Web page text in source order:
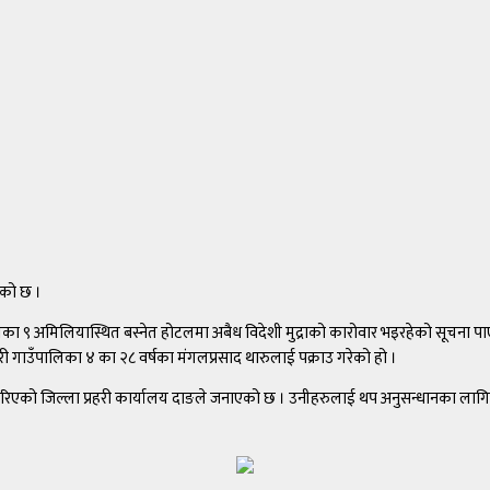
छ ।
९ अमिलियास्थित बस्नेत होटलमा अबैध विदेशी मुद्राको कारोवार भइरहेको सूचना
गाउँपालिका ४ का २८ वर्षका मंगलप्रसाद थारुलाई पक्राउ गरेको हो ।
जिल्ला प्रहरी कार्यालय दाङले जनाएको छ । उनीहरुलाई थप अनुसन्धानका लागि